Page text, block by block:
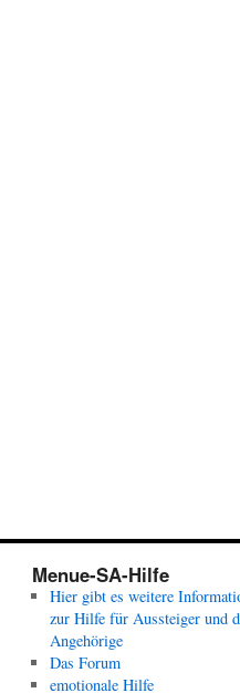
Menue-SA-Hilfe
Hier gibt es weitere
zur Hilfe für Aussteiger und
Angehörige
Das Forum
emotionale Hilfe